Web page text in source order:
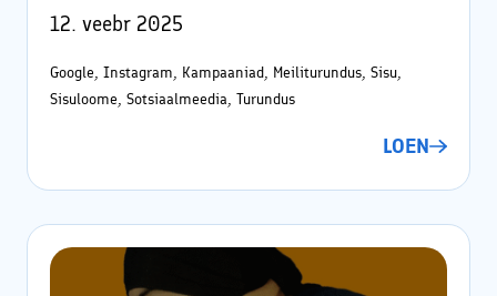
12. veebr 2025
Google, Instagram, Kampaaniad, Meiliturundus, Sisu,
Sisuloome, Sotsiaalmeedia, Turundus
LOEN